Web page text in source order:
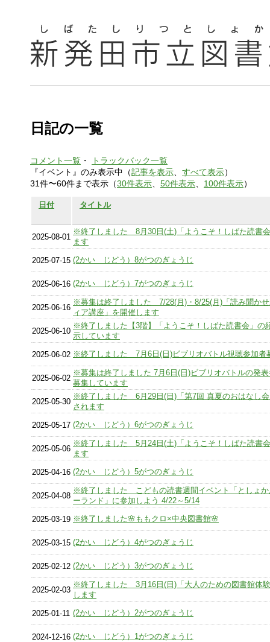
日記の一覧
コメント一覧 ・
トラックバック一覧
『イベント』のみ表示中（記事を表示 すべて表示）
31件〜60件まで表示（30件表示 50件表示 100件表示）
日付 タイトル
2025-08-01
※終了しました 8月30日(土)「ようこそ！しばた読書
ます
2025-07-15 (2かい じどう）8がつのぎょうじ
2025-06-16 (2かい じどう）7がつのぎょうじ
2025-06-16
※募集は終了しました 7/28(月)・8/25(月)「読み聞か
ィア講座」を開催します
2025-06-10
※終了しました【3階】「ようこそ！しばた読書会」の
示しています
2025-06-02 ※終了しました 7月6日(日)ビブリオバトル視聴参加者
2025-06-02
※募集は終了しました 7月6日(日)ビブリオバトルの発
募集しています
2025-05-30
※終了しました 6月29日(日)「第7回 真夏のおはなし
されます
2025-05-17 (2かい じどう）6がつのぎょうじ
2025-05-06
※終了しました 5月24日(土)「ようこそ！しばた読書
ます
2025-04-16 (2かい じどう）5がつのぎょうじ
2025-04-08
※終了しました こどもの読書週間イベント「としょか
ーランド」に参加しよう 4/22～5/14
2025-03-19 ※終了しました🌸ももクロ×中央図書館🌸
2025-03-15 (2かい じどう）4がつのぎょうじ
2025-02-12 (2かい じどう）3がつのぎょうじ
2025-02-03
※終了しました 3月16日(日)「大人のための図書館体
します
2025-01-11 (2かい じどう）2がつのぎょうじ
2024-12-16 (2かい じどう）1がつのぎょうじ